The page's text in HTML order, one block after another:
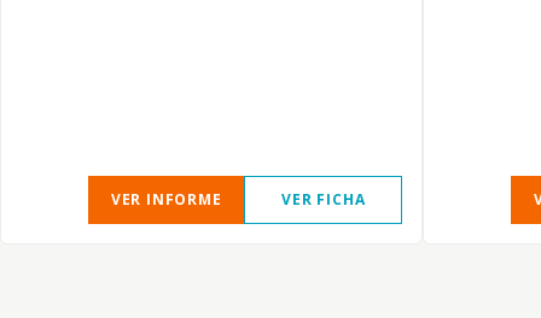
VER INFORME VER FICHA